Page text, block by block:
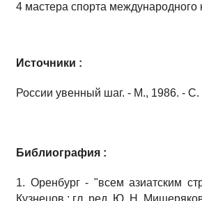
4 мастера спорта международного
Источники :
России увенный шаг. - М., 1986. - С.
Библиография :
1. Оренбург - "всем азиатским